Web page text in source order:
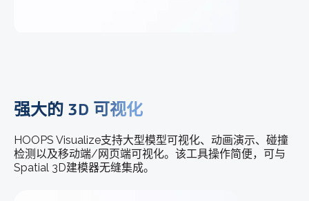
强大的 3D 可视化
HOOPS Visualize支持大型模型可视化、动画演示、碰撞
检测以及移动端/网页端可视化。该工具操作简便，可与
Spatial 3D建模器无缝集成。